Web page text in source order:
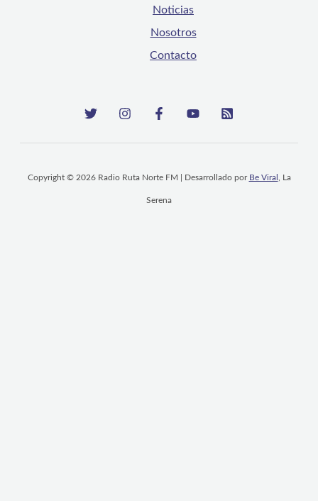
Noticias
Nosotros
Contacto
Copyright © 2026 Radio Ruta Norte FM | Desarrollado por Be Viral , La
Serena